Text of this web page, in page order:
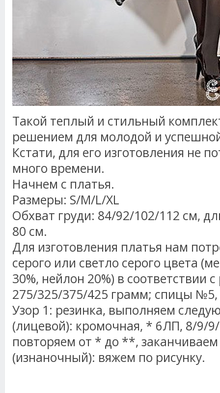
Такой теплый и стильный
решением для молодой и
Кстати, для его изготовления не
много времени.
Начнем с платья.
Размеры: S/M/L/XL
Обхват груди: 84/92/102/112 см,
80 см.
Для изготовления платья нам
серого или светло серого цвета
30%, нейлон 20%) в соответствии
275/325/375/425 грамм; спицы
Узор 1: резинка, выполняем
(лицевой): кромочная, * 6ЛП, 8/9/
повторяем от * до **,
(изнаночный): вяжем по рисунку.